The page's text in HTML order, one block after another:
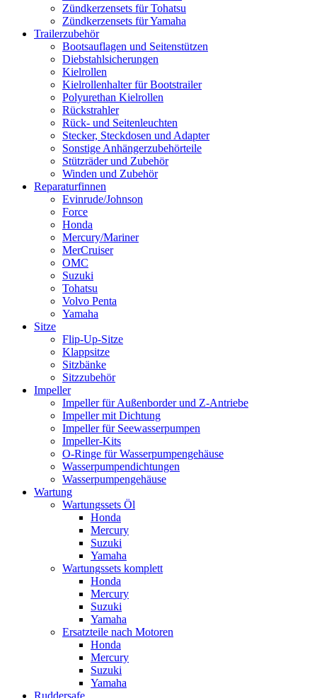
Zündkerzensets für Tohatsu
Zündkerzensets für Yamaha
Trailerzubehör
Bootsauflagen und Seitenstützen
Diebstahlsicherungen
Kielrollen
Kielrollenhalter für Bootstrailer
Polyurethan Kielrollen
Rückstrahler
Rück- und Seitenleuchten
Stecker, Steckdosen und Adapter
Sonstige Anhängerzubehörteile
Stützräder und Zubehör
Winden und Zubehör
Reparaturfinnen
Evinrude/Johnson
Force
Honda
Mercury/Mariner
MerCruiser
OMC
Suzuki
Tohatsu
Volvo Penta
Yamaha
Sitze
Flip-Up-Sitze
Klappsitze
Sitzbänke
Sitzzubehör
Impeller
Impeller für Außenborder und Z-Antriebe
Impeller mit Dichtung
Impeller für Seewasserpumpen
Impeller-Kits
O-Ringe für Wasserpumpengehäuse
Wasserpumpendichtungen
Wasserpumpengehäuse
Wartung
Wartungssets Öl
Honda
Mercury
Suzuki
Yamaha
Wartungssets komplett
Honda
Mercury
Suzuki
Yamaha
Ersatzteile nach Motoren
Honda
Mercury
Suzuki
Yamaha